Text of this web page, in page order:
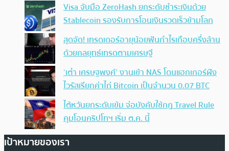
Visa จับมือ ZeroHash ยกระดับชำระเงินด้วย
Stablecoin รองรับการโอนเงินรวดเร็วข้ามโลก
สุดจัด! เทรดเดอร์อายุน้อยฟันกำไรเกือบครึ่งล้าน
ด้วยกลยุทธ์เทรดตามเศรษฐี
‘เต๋า เศรษฐพงศ์’ งานเข้า NAS โดนแฮกเกอร์ฝัง
ไวรัสเรียกค่าไถ่ Bitcoin เป็นจำนวน 0.07 BTC
ไต้หวันยกระดับเข้ม จ่อบังคับใช้กฏ Travel Rule
คุมโอนคริปโทฯ เริ่ม ต.ค. นี้
เป้าหมายของเรา